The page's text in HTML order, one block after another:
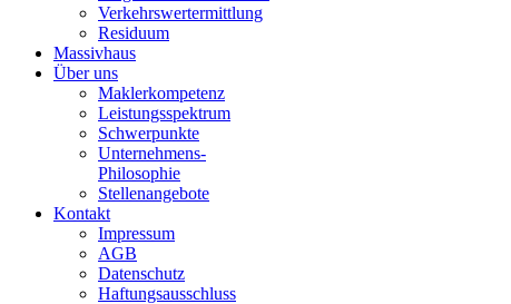
Verkehrswertermittlung
Residuum
Massivhaus
Über uns
Maklerkompetenz
Leistungsspektrum
Schwerpunkte
Unternehmens-
Philosophie
Stellenangebote
Kontakt
Impressum
AGB
Datenschutz
Haftungsausschluss